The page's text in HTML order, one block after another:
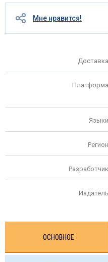
Мне нравится!
ОСНОВНОЕ